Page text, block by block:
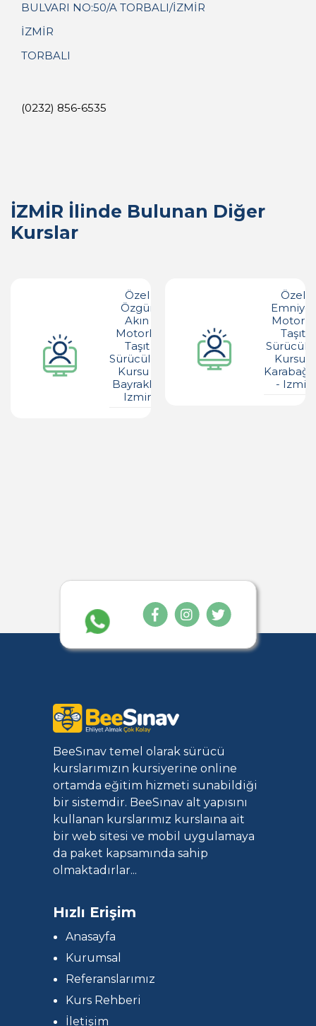
BULVARI NO:50/A TORBALI/İZMİR
İZMİR
TORBALI
(0232) 856-6535
İZMİR İlinde Bulunan Diğer
Kurslar
Özel
Özgür
Akın
Motorlu
Taşıt
Sürücüleri
Kursu -
Bayraklı -
Izmir
Özel
Emniyet
Motorlu
Taşıt
Kursu -
- Izmir
BeeSınav temel olarak sürücü
kurslarımızın kursiyerine online
ortamda eğitim hizmeti sunabildiği
bir sistemdir. BeeSınav alt yapısını
kullanan kurslarımız kurslaına ait
bir web sitesi ve mobil uygulamaya
da paket kapsamında sahip
olmaktadırlar...
Hızlı Erişim
Anasayfa
Kurumsal
Referanslarımız
Kurs Rehberi
İletişim